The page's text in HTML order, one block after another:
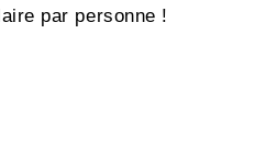
par personne !